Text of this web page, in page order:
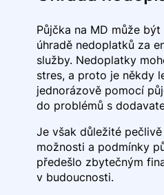
Půjčka na MD může
úhradě nedoplatků za
služby. Nedoplatky
stres, a proto je někdy
jednorázově pomocí
do problémů s
Je však důležité
možnosti a podmínky
předešlo zbytečným
v budoucnosti.